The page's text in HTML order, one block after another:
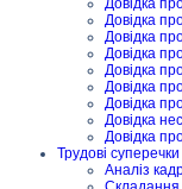
Довідка
Довідка
Довідка
Довідка
Довідка
Довідка
Довідка
Довідка
Довідка
Трудові суперечки
Аналіз